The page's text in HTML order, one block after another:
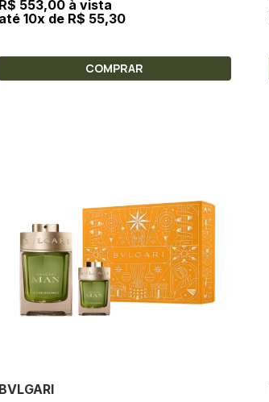
R$ 553,00 à vista
até 10x de R$ 55,30
COMPRAR
BVLGARI